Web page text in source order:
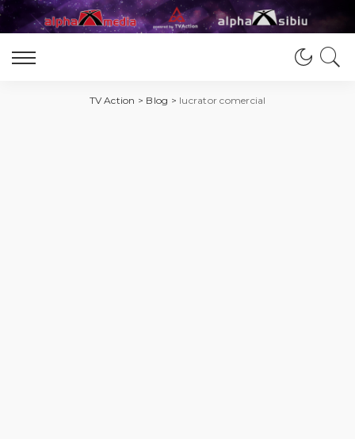
TV Action > Blog > lucrator comercial